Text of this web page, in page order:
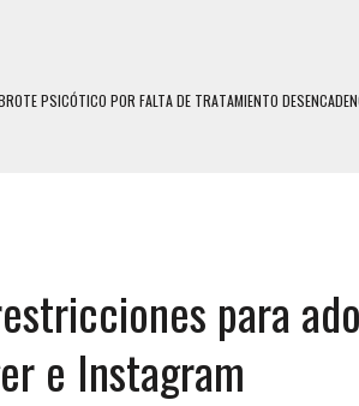
UN HOMBRE INDUJO AL SUICIDIO A UNA
NEVERA MIENTRAS LA CASA SE INUNDABA
DE CALLE Y MURIÓ A MANOS DE VARIOS DE ELLOS EN
EN EL CENTRO DE CARACAS CON MÁS DE 20 PERSONAS
A SUS HIJOS, UNO PERDIÓ LA VIDA
MONAGAS: HALLARON EL CUERPO DENTRO DE SU CASA
para
e Instagram